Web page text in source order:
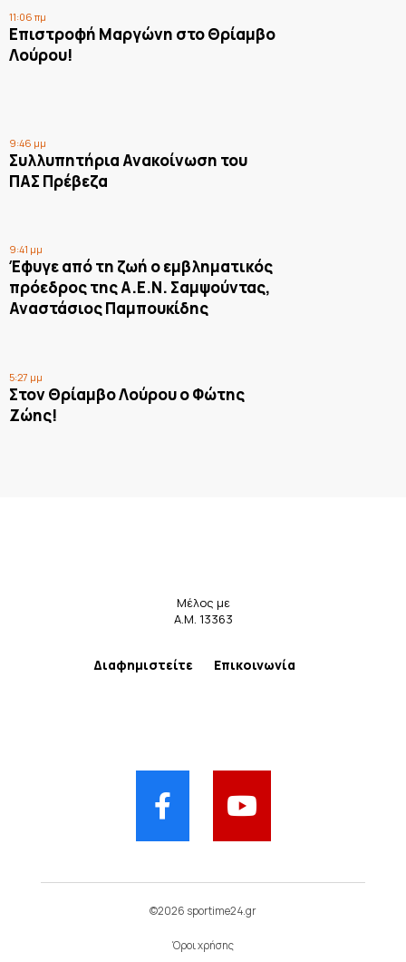
11:06 πμ
Επιστροφή Μαργώνη στο Θρίαμβο
Λούρου!
9:46 μμ
Συλλυπητήρια Ανακοίνωση του
ΠΑΣ Πρέβεζα
9:41 μμ
Έφυγε από τη ζωή ο εμβληματικός
πρόεδρος της Α.Ε.Ν. Σαμψούντας,
Αναστάσιος Παμπουκίδης
5:27 μμ
Στον Θρίαμβο Λούρου ο Φώτης
Ζώης!
Μέλος με
Α.Μ. 13363
Διαφημιστείτε Επικοινωνία
©2026 sportime24.gr
Όροι χρήσης